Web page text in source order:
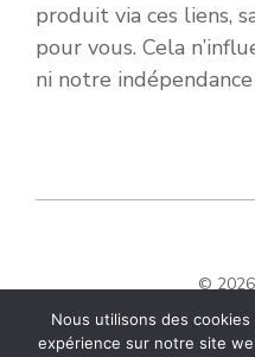
produit via ces liens,
pour vous. Cela
ni notre
©
Nous utilisons des
expérience sur notre site